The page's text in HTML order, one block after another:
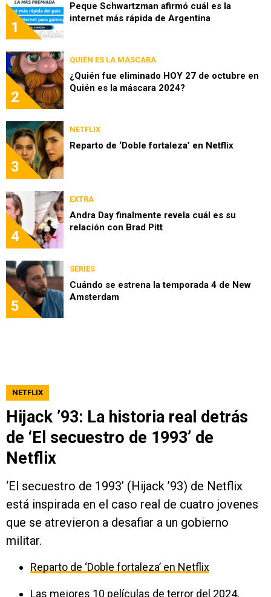
1
Peque Schwartzman afirmó cuál es la
internet más rápida de Argentina
2
QUIÉN ES LA MÁSCARA
¿Quién fue eliminado HOY 27 de octubre en
Quién es la máscara 2024?
3
NETFLIX
Reparto de ‘Doble fortaleza’ en Netflix
4
EXTRA
Andra Day finalmente revela cuál es su
relación con Brad Pitt
5
SERIES
Cuándo se estrena la temporada 4 de New
Amsterdam
NETFLIX
Hijack ’93: La historia real detrás
de ‘El secuestro de 1993’ de
Netflix
‘El secuestro de 1993’ (Hijack ’93) de Netflix
está inspirada en el caso real de cuatro jovenes
que se atrevieron a desafiar a un gobierno
militar.
Reparto de ‘Doble fortaleza’ en Netflix
Las mejores 10 películas de terror del 2024,